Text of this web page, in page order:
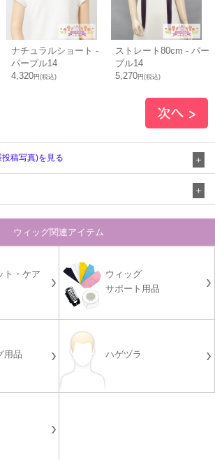
ナチュラルショート -
パープル14
4,320円(税込)
ストレート80cm - パー
プル14
5,270円(税込)
稿写真)を見る
ウィッグ関連アイテム
ト・ケア
ウィッグ
サポート用品
用品 ハゲヅラ